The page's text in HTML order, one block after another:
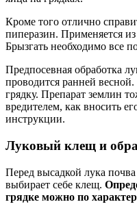
Кроме того отлично
пиперазин. Применяется
Брызгать необходимо все
Предпосевная обработка
проводится ранней
грядку. Препарат землин
вредителем, как вносить
инструкции.
Луковый клещ и
Перед высадкой лука
выбирает себе клещ.
грядке можно по